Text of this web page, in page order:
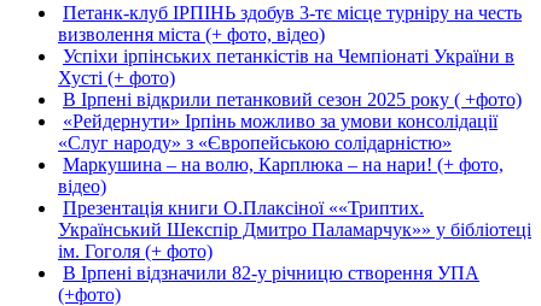
Петанк-клуб ІРПІНЬ здобув 3-тє місце турніру на честь
визволення міста (+ фото, відео)
Успіхи ірпінських петанкістів на Чемпіонаті України в
Хусті (+ фото)
В Ірпені відкрили петанковий сезон 2025 року ( +фото)
«Рейдернути» Ірпінь можливо за умови консолідації
«Слуг народу» з «Європейською солідарністю»
Маркушина – на волю, Карплюка – на нари! (+ фото,
відео)
Презентація книги О.Плаксіної ««Триптих.
Український Шекспір Дмитро Паламарчук»» у бібліотеці
ім. Гоголя (+ фото)
В Ірпені відзначили 82-у річницю створення УПА
(+фото)